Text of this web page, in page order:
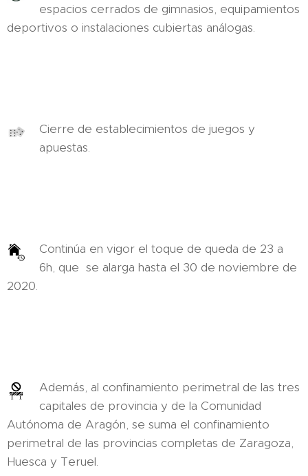
espacios cerrados de gimnasios, equipamientos
deportivos o instalaciones cubiertas análogas.
Cierre de establecimientos de juegos y
apuestas.
Continúa en vigor el toque de queda de 23 a
6h, que se alarga hasta el 30 de noviembre de
2020.
Además, al confinamiento perimetral de las tres
capitales de provincia y de la Comunidad
Autónoma de Aragón, se suma el confinamiento
perimetral de las provincias completas de Zaragoza,
Huesca y Teruel.